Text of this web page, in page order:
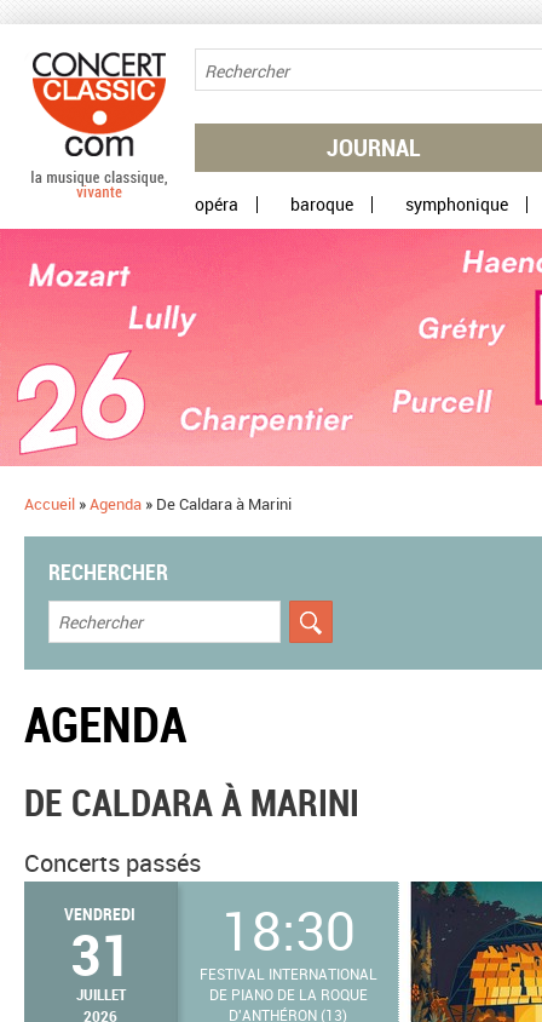
JOURNAL
opéra baroque symphonique
Accueil »Agenda » De Caldara à Marini
RECHERCHER
AGENDA
DE CALDARA À MARINI
Concerts passés
VENDREDI
31
JUILLET
2026
18:30
FESTIVAL INTERNATIONAL
DE PIANO DE LA ROQUE
D'ANTHÉRON (13)